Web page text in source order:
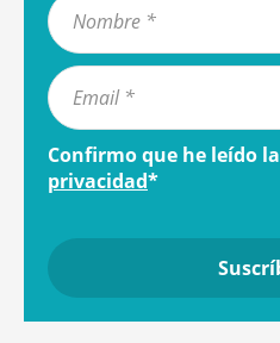
Confirmo que he leído la
privacidad*